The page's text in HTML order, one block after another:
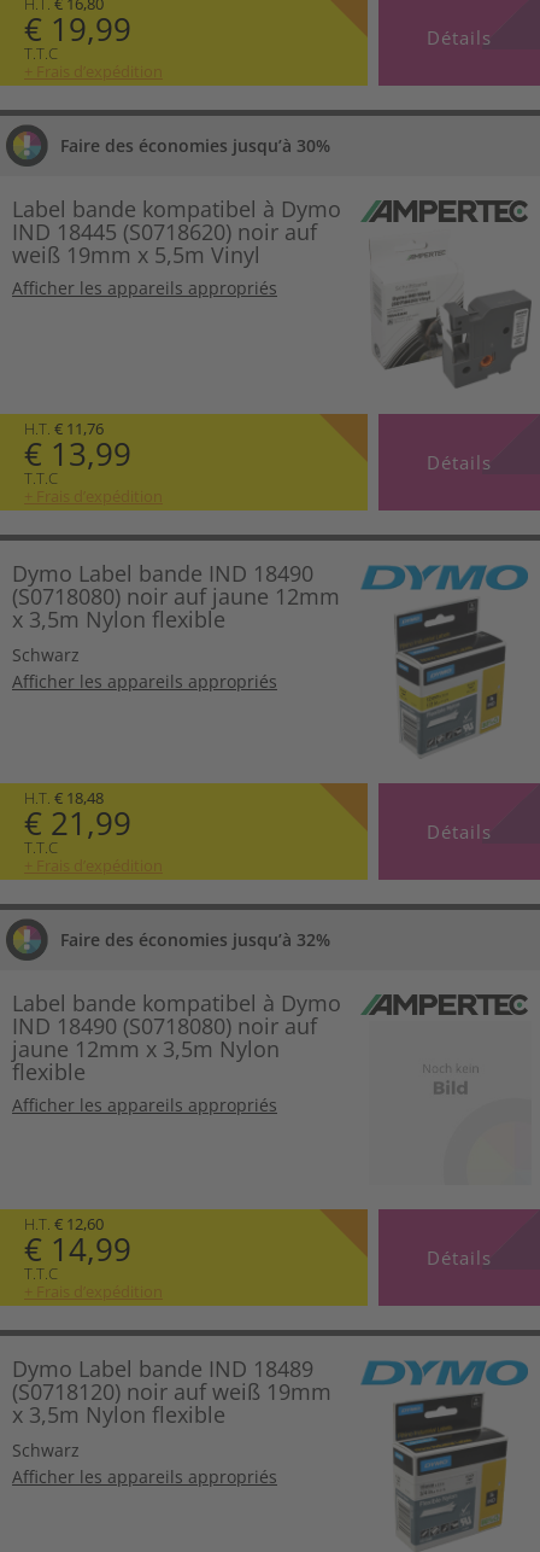
€ 19,99
T.T.C
+ Frais d’expédition
Détails
Faire des économies jusqu’à 30%
Label bande kompatibel à Dymo
IND 18445 (S0718620) noir auf
weiß 19mm x 5,5m Vinyl
Afficher les appareils appropriés
H.T. € 11,76
€ 13,99
T.T.C
+ Frais d’expédition
Détails
Dymo Label bande IND 18490
(S0718080) noir auf jaune 12mm
x 3,5m Nylon flexible
Schwarz
Afficher les appareils appropriés
H.T. € 18,48
€ 21,99
T.T.C
+ Frais d’expédition
Détails
Faire des économies jusqu’à 32%
Label bande kompatibel à Dymo
IND 18490 (S0718080) noir auf
jaune 12mm x 3,5m Nylon
flexible
Afficher les appareils appropriés
H.T. € 12,60
€ 14,99
T.T.C
+ Frais d’expédition
Détails
Dymo Label bande IND 18489
(S0718120) noir auf weiß 19mm
x 3,5m Nylon flexible
Schwarz
Afficher les appareils appropriés